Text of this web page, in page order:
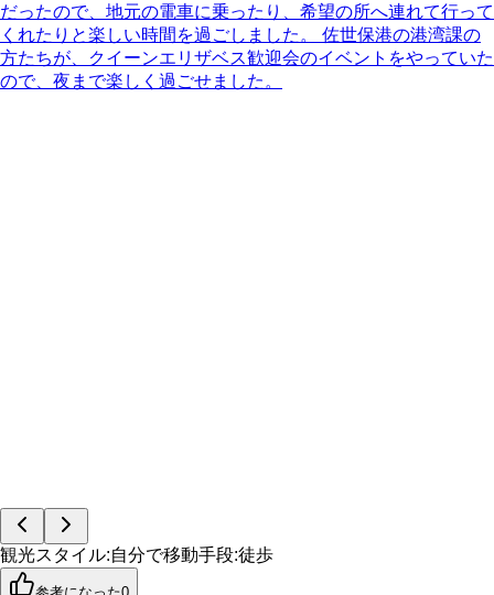
だったので、地元の電車に乗ったり、希望の所へ連れて行って
くれたりと楽しい時間を過ごしました。 佐世保港の港湾課の
方たちが、クイーンエリザベス歓迎会のイベントをやっていた
ので、夜まで楽しく過ごせました。
観光スタイル:自分で移動手段:徒歩